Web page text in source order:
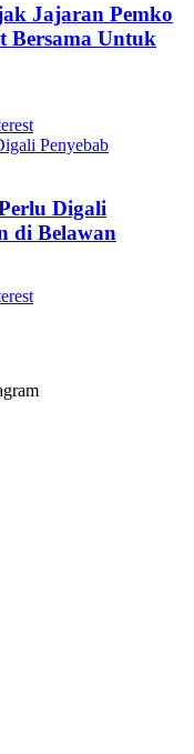
Jajaran Pemko
Bersama Untuk
Digali
di Belawan